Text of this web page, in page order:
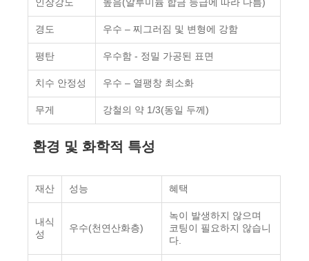
인장강도 높음(알루미늄 합금 등급에 따라 다름)
경도 우수 – 찌그러짐 및 변형에 강함
평탄 우수함 - 정밀 가공된 표면
치수 안정성 우수 – 열팽창 최소화
무게 강철의 약 1/3(동일 두께)
환경 및 화학적 특성
재산 성능 혜택
내식
성
우수(천연산화층)
녹이 발생하지 않으며
코팅이 필요하지 않습니
다.